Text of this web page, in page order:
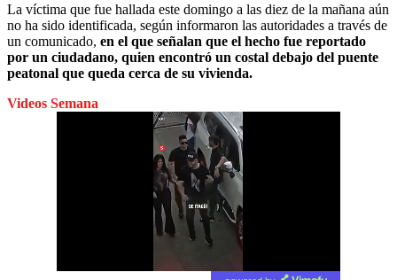
La víctima que fue hallada este domingo a las diez de la mañana aún
no ha sido identificada, según informaron las autoridades a través de
un comunicado, en el que señalan que el hecho fue reportado
por un ciudadano, quien encontró un costal debajo del puente
peatonal que queda cerca de su vivienda.
Videos Semana